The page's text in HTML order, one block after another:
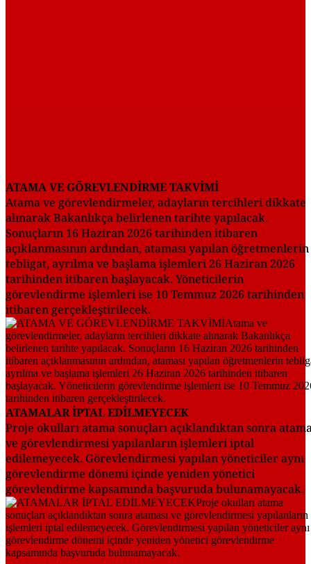
ATAMA VE GÖREVLENDİRME TAKVİMİ
Atama ve görevlendirmeler, adayların tercihleri dikkate
alınarak Bakanlıkça belirlenen tarihte yapılacak.
Sonuçların 16 Haziran 2026 tarihinden itibaren
açıklanmasının ardından, ataması yapılan öğretmenlerin
tebligat, ayrılma ve başlama işlemleri 26 Haziran 2026
tarihinden itibaren başlayacak. Yöneticilerin
görevlendirme işlemleri ise 10 Temmuz 2026 tarihinden
itibaren gerçekleştirilecek.
ATAMALAR İPTAL EDİLMEYECEK
Proje okulları atama sonuçları açıklandıktan sonra
ve görevlendirmesi yapılanların işlemleri iptal
edilemeyecek. Görevlendirmesi yapılan yöneticiler aynı
görevlendirme dönemi içinde yeniden yönetici
görevlendirme kapsamında başvuruda bulunamayacak.